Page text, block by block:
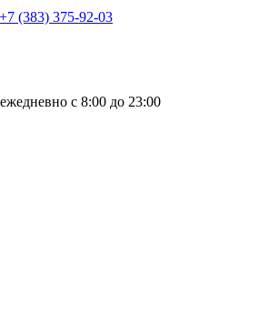
+7 (383) 375-92-03
с 8:00 до 23:00